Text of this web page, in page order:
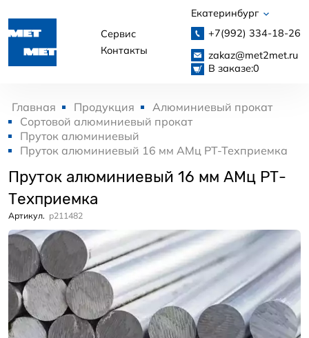
Сервис
Контакты
Екатеринбург
+7(992) 334-18-26
zakaz@met2met.ru
В заказе:0
Главная Продукция
Алюминиевый прокат
Сортовой алюминиевый прокат
Пруток алюминиевый
Пруток алюминиевый 16 мм АМц РТ-Техприемка
Пруток алюминиевый 16 мм АМц РТ-
Техприемка
Артикул. p211482